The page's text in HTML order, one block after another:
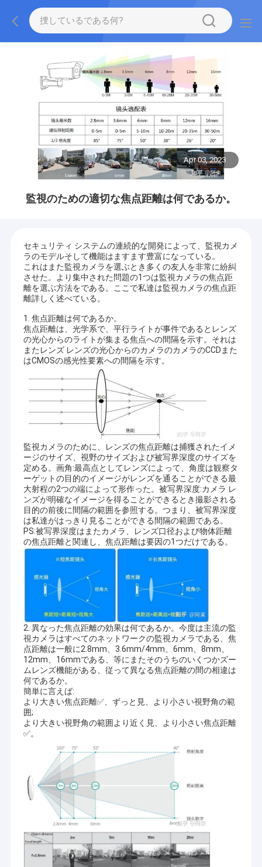
Apr 03, 2023
監視のための適切な焦点距離は何であるか。
セキュリティ システムの連続的な開発によって、監視カメ
ラのモデルそして機能はますます豊富になっている。
これはまた監視カメラを選ぶとき多くの友人を非常に紛糾
させた。より集中された問題の1つは監視カメラの焦点距
離を選ぶ方法をである。ここで私達は監視カメラの焦点距
離詳しく述べている。
1. 焦点距離は何であるか。
焦点距離は、光学系で、平行ライトが事件であるとレンズ
の光心からのライトが集まる焦点への間隔を示す。それは
またレンズ レンズの光心からのカメラのカメラのCCDまた
はCMOSの感光性要素への間隔を示す。
監視カメラのために、レンズの焦点距離は捕獲されたイメ
ージのサイズ、視野のサイズおよび被写界深度のサイズを
定める。画角:最高点としてレンズによって、角度は観察タ
ーゲットの目的のイメージがレンズを通ることができる最
大射程の2つの端によって形作った。被写界深度:カメラ レ
ンズが明確なイメージを得ることができるとき撮影される
目的の前後に間隔の範囲を参照する。つまり、被写界深度
は私達がはっきり見ることができる間隔の範囲である。
PS:被写界深度はまたカメラ、レンズ口径および物体距離
の焦点距離と関連し、焦点距離は要因の1つだけである。
2. 異なった焦点距離の効果は何であるか。今度は主流の監
視カメラはすべてのネットワークの監視カメラである、焦
点距離は一般に2.8mm、3.6mm/4mm、6mm、8mm、
12mm、16mmである、等にまたそのうちのいくつかズー
ムレンズ機能がある、従って異なる焦点距離の間の相違は
何であるか。
簡単に言えば:
より大きい焦点距離✅、ずっと見、より小さい視野角の範
囲;
より大きい視野角の範囲より近く見、より小さい焦点距離
✅。